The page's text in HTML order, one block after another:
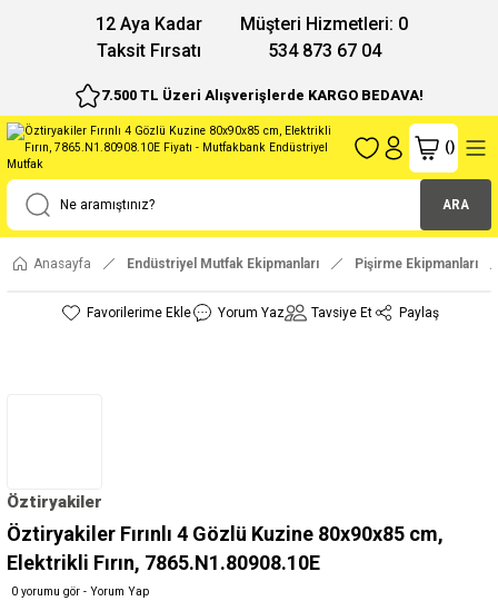
12 Aya Kadar
Taksit Fırsatı
Müşteri Hizmetleri: 0
534 873 67 04
7.500 TL Üzeri Alışverişlerde KARGO BEDAVA!
ARA
()
Anasayfa Endüstriyel Mutfak Ekipmanları Pişirme Ekipmanları
Yorum Yaz Tavsiye Et Paylaş
Öztiryakiler
Öztiryakiler Fırınlı 4 Gözlü Kuzine 80x90x85 cm,
Elektrikli Fırın, 7865.N1.80908.10E
0 yorumu gör - Yorum Yap